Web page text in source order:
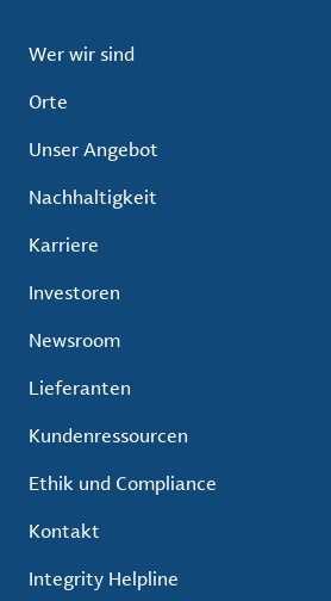
Wer wir sind
Orte
Unser Angebot
Nachhaltigkeit
Karriere
Investoren
Newsroom
Lieferanten
Kundenressourcen
Ethik und Compliance
Kontakt
Integrity Helpline